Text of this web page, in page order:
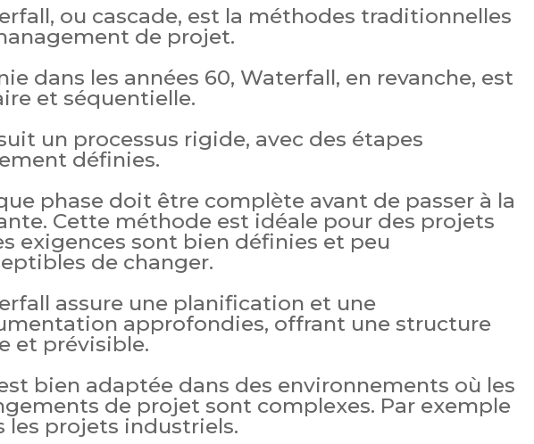
ou cascade, est la méthodes traditionnelles
de projet.
dans les années 60, Waterfall, en revanche, est
et séquentielle.
un processus rigide, avec des étapes
définies.
phase doit être complète avant de passer à la
Cette méthode est idéale pour des projets
exigences sont bien définies et peu
de changer.
assure une planification et une
approfondies, offrant une structure
et prévisible.
bien adaptée dans des environnements où les
de projet sont complexes. Par exemple
les projets industriels.